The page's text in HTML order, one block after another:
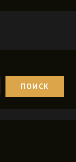
ПОИСК